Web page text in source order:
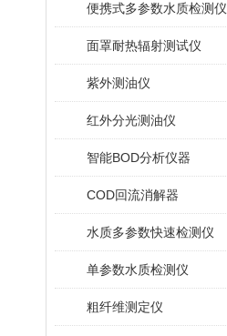
便携式多参数水质检测仪
面罩耐热辐射测试仪
紫外测油仪
红外分光测油仪
智能BOD分析仪器
COD回流消解器
水质多参数快速检测仪
单参数水质检测仪
粗纤维测定仪